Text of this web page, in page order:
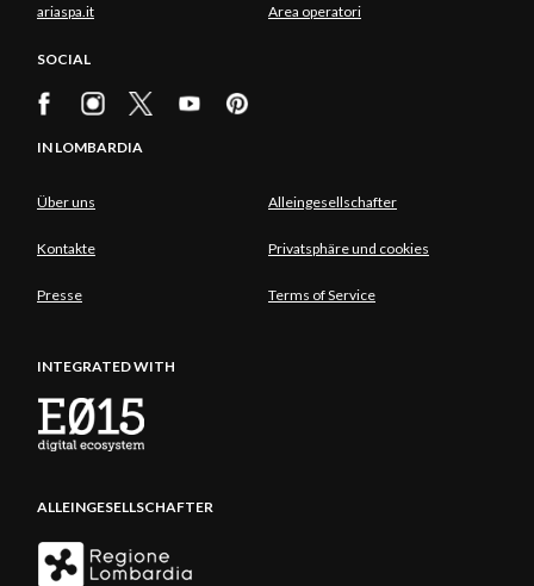
ariaspa.it Area operatori
SOCIAL
IN LOMBARDIA
Über uns Alleingesellschafter
Kontakte Privatsphäre und cookies
Presse Terms of Service
INTEGRATED WITH
ALLEINGESELLSCHAFTER